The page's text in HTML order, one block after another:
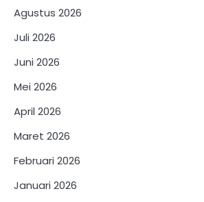
Agustus 2026
Juli 2026
Juni 2026
Mei 2026
April 2026
Maret 2026
Februari 2026
Januari 2026